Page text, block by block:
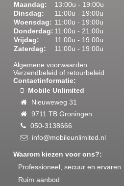
Maandag:
13:00u - 19:00u
Dinsdag:
11:00u - 19:00u
Woensdag: 11:00u - 19:00u
Donderdag: 11:00u - 21:00u
Vrijdag:
11:00u - 19:00u
Zaterdag:
11:00u - 19:00u
Algemene voorwaarden
Verzendbeleid of retourbeleid
Contactinformatie:
Mobile Unlimited
Nieuweweg 31
9711 TB Groningen
050-3138666
info@mobileunlimited.nl
Waarom kiezen voor ons?:
Professioneel, secuur en ervaren
Ruim aanbod
Smartphone & Tablet REPARATIE
Gebruikte toestellen
Losse toestellen
Apple Accessoires
Apple iMac
Apple iPad
Apple iPhone
Apple Macbook Air - Pro
Huawei
Oppo
Overig
Accessoires
Prepaid
Internationaal bellen
Starterspakketten